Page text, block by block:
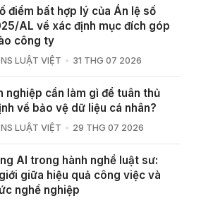
điểm bất hợp lý của Án lệ số
AL về xác định mục đích góp
công ty
LUẬT VIỆT 31 THG 07 2026
nghiệp cần làm gì để tuân thủ
về bảo vệ dữ liệu cá nhân?
LUẬT VIỆT 29 THG 07 2026
AI trong hành nghề luật sư:
giữa hiệu quả công việc và
nghề nghiệp